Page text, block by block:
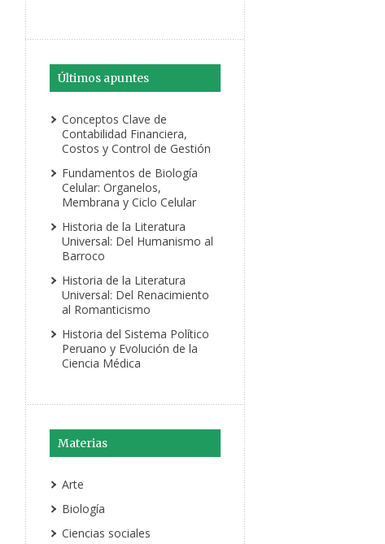
Últimos apuntes
Conceptos Clave de
Contabilidad Financiera,
Costos y Control de Gestión
Fundamentos de Biología
Celular: Organelos,
Membrana y Ciclo Celular
Historia de la Literatura
Universal: Del Humanismo al
Barroco
Historia de la Literatura
Universal: Del Renacimiento
al Romanticismo
Historia del Sistema Político
Peruano y Evolución de la
Ciencia Médica
Materias
Arte
Biología
Ciencias sociales